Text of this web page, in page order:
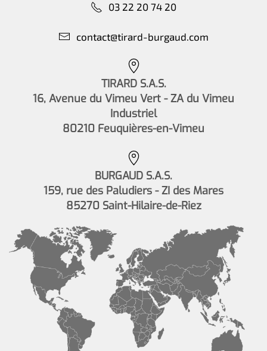
03 22 20 74 20
contact@tirard-burgaud.com
TIRARD S.A.S.
16, Avenue du Vimeu Vert - ZA du Vimeu
Industriel
80210 Feuquières-en-Vimeu
BURGAUD S.A.S.
159, rue des Paludiers - ZI des Mares
85270 Saint-Hilaire-de-Riez